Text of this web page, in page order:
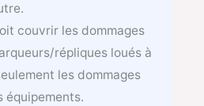
couvrir les dommages
répliques loués à
les dommages
équipements.